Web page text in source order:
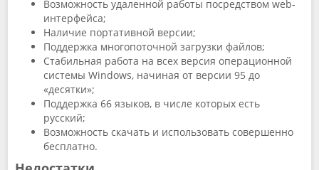
Возможность удаленной работы посредством web-
интерфейса;
Наличие портативной версии;
Поддержка многопоточной загрузки файлов;
Стабильная работа на всех версия операционной
системы Windows, начиная от версии 95 до
«десятки»;
Поддержка 66 языков, в числе которых есть
русский;
Возможность скачать и использовать совершенно
бесплатно.